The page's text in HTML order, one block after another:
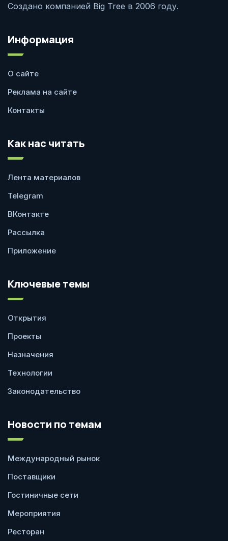
Создано компанией Big Tree в 2006 году.
Информация
О сайте
Реклама на сайте
Контакты
Как нас читать
Лента материалов
Telegram
ВКонтакте
Рассылка
Приложение
Ключевые темы
Открытия
Проекты
Назначения
Технологии
Законодательство
Новости по темам
Международный рынок
Поставщики
Гостиничные сети
Мероприятия
Ресторан